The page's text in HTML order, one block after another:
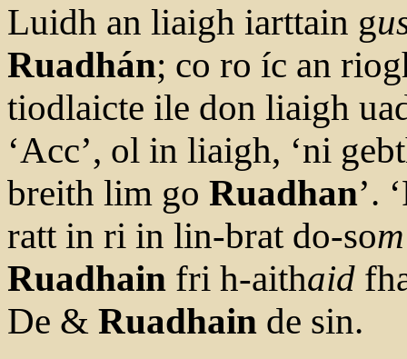
Luidh an liaigh iarttain g
Ruadhán; co ro íc an
tiodlaicte ile don liaigh
‘Acc’, ol in liaigh, ‘ni
breith lim go Ruadhan’.
ratt in ri in lin-brat do-som
Ruadhain fri h-aithaid
De & Ruadhain de sin.